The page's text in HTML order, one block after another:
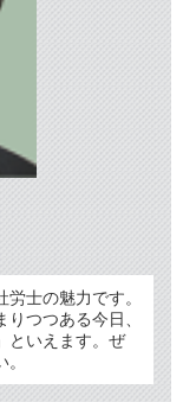
士の魅力です。
つつある今日、
といえます。ぜ